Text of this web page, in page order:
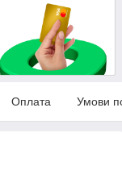
Оплата Умови